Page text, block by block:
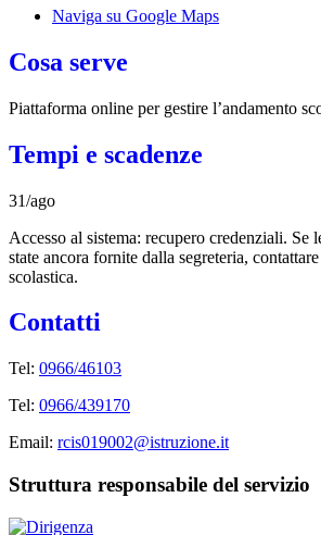
Naviga su Google Maps
Cosa serve
Piattaforma online per gestire l’andamento
Tempi e scadenze
31/ago
Accesso al sistema: recupero credenziali. Se
state ancora fornite dalla segreteria,
scolastica.
Contatti
Tel: 0966/46103
Tel: 0966/439170
Email: rcis019002@istruzione.it
Struttura responsabile del servizio